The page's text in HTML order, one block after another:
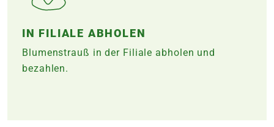
IN FILIALE ABHOLEN
Blumenstrauß in der Filiale abholen und
bezahlen.